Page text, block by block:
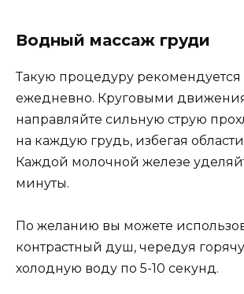
Водный массаж груди
Такую процедуру
ежедневно. Круговыми
направляйте сильную струю
на каждую грудь, избегая
Каждой молочной железе
минуты.
По желанию вы можете
контрастный душ, чередуя
холодную воду по 5-10 секунд.